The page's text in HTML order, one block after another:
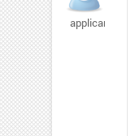
applicant